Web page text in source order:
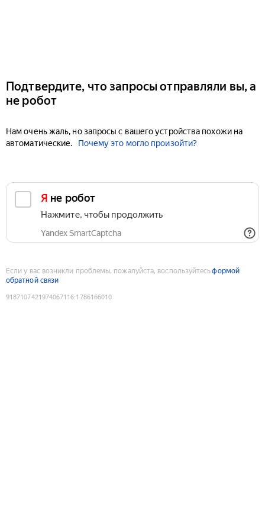
Подтвердите, что запросы отправляли вы, а
не робот
Нам очень жаль, но запросы с вашего устройства похожи на
автоматические.
Почему это могло произойти?
Я не робот
Нажмите, чтобы продолжить
Yandex SmartCaptcha
Если у вас возникли проблемы, пожалуйста, воспользуйтесьформой
обратной связи
9187107421974067116:1786166010